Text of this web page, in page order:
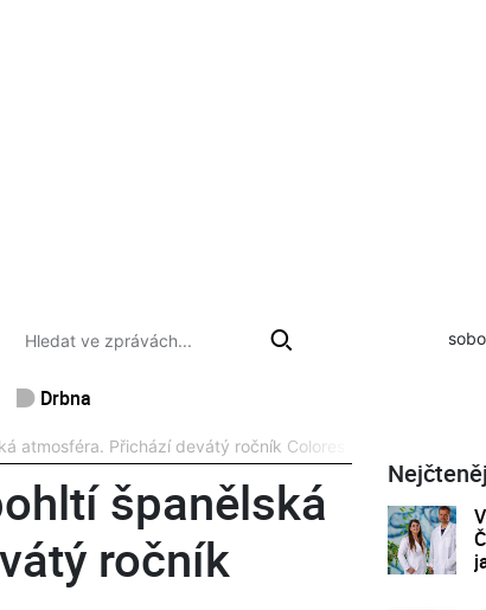
Drbna
atmosféra. Přichází devátý ročník Colores Flamencos
španělská
ročník